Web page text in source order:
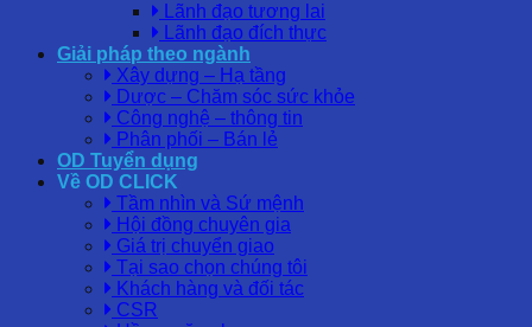
Lãnh đạo tương lai
Lãnh đạo đích thực
Giải pháp theo ngành
Xây dựng – Hạ tầng
Dược – Chăm sóc sức khỏe
Công nghệ – thông tin
Phân phối – Bán lẻ
OD Tuyển dụng
Về OD CLICK
Tầm nhìn và Sứ mệnh
Hội đồng chuyên gia
Giá trị chuyển giao
Tại sao chọn chúng tôi
Khách hàng và đối tác
CSR